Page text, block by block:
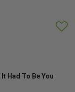
It Had To Be You